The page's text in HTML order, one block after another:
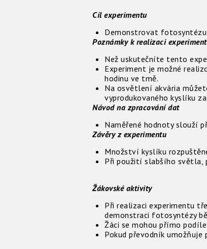
Cíl experimentu
Demonstrovat
Poznámky k realizaci
Než uskutečníte tento
Experiment je možné
hodinu ve tmě.
Na osvětlení akvária
vyprodukovaného kyslíku
Návod na zpracování dat
Naměřené hodnoty slouží
Závěry z experimentu
Množství kyslíku
Při použití slabšího světla,
Žákovské aktivity
Při realizaci experimentu
demonstraci fotosyntézy
Žáci se mohou přímo
Pokud převodník